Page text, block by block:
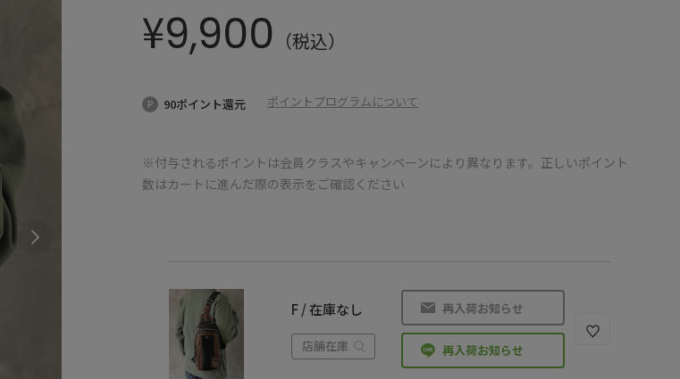
¥9,900 （税込）
90ポイント還元 ポイントプログラムについて
※付与されるポイントは会員クラスやキャンペーンにより異なります。正しいポイント
数はカートに進んだ際の表示をご確認ください
F / 在庫なし
店舗在庫
再入荷お知らせ
再入荷お知らせ